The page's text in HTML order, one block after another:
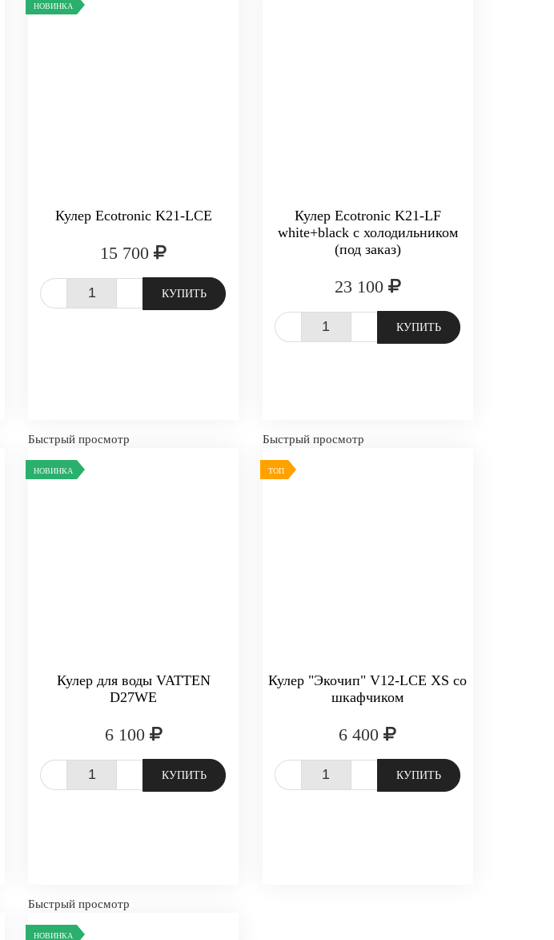
НОВИНКА
Кулер Ecotronic K21-LCE
15 700
КУПИТЬ
Кулер Ecotronic K21-LF
white+black с холодильником
(под заказ)
23 100
КУПИТЬ
Быстрый просмотр
НОВИНКА
Кулер для воды VATTEN
D27WE
6 100
КУПИТЬ
Быстрый просмотр
ТОП
Кулер "Экочип" V12-LCE XS со
шкафчиком
6 400
КУПИТЬ
Быстрый просмотр
НОВИНКА